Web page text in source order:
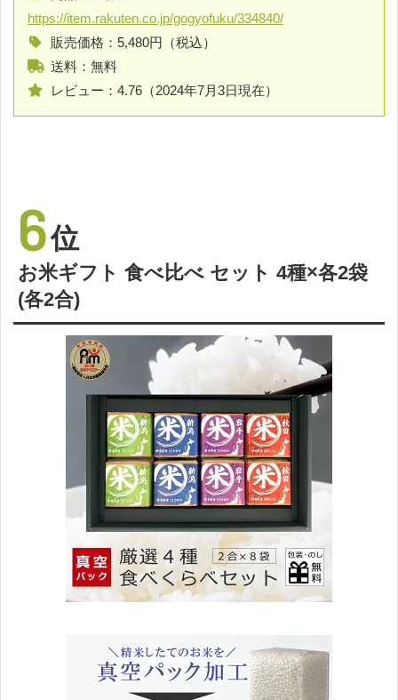
https://item.rakuten.co.jp/gogyofuku/334840/
販売価格：5,480円（税込）
送料：無料
レビュー：4.76（2024年7月3日現在）
6位
お米ギフト 食べ比べ セット 4種×各2袋
(各2合)